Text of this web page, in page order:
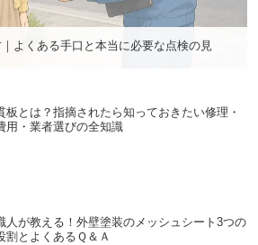
よくある手口と本当に必要な点検の見
板とは？指摘されたら知っておきたい修理・
用・業者選びの全知識
人が教える！外壁塗装のメッシュシート3つの
割とよくあるＱ＆Ａ